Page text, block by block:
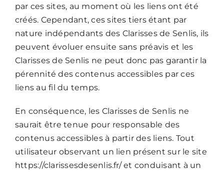
par ces sites, au moment où les liens ont été
créés. Cependant, ces sites tiers étant par
nature indépendants des Clarisses de Senlis, ils
peuvent évoluer ensuite sans préavis et les
Clarisses de Senlis ne peut donc pas garantir la
pérennité des contenus accessibles par ces
liens au fil du temps.
En conséquence, les Clarisses de Senlis ne
saurait être tenue pour responsable des
contenus accessibles à partir des liens. Tout
utilisateur observant un lien présent sur le site
https://clarissesdesenlis.fr/ et conduisant à un